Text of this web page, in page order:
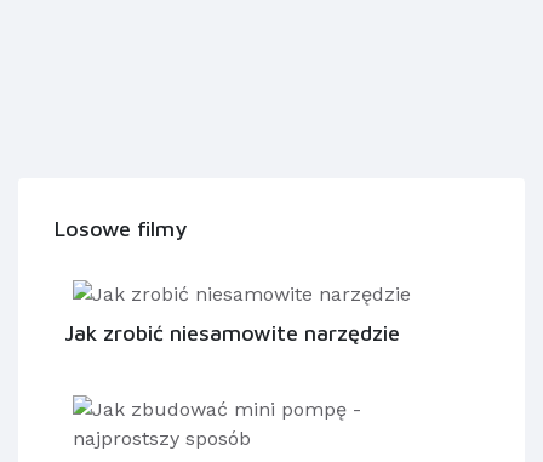
Losowe filmy
Jak zrobić niesamowite narzędzie